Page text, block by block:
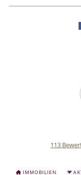
113
NAVIGATION
IMMOBILIEN